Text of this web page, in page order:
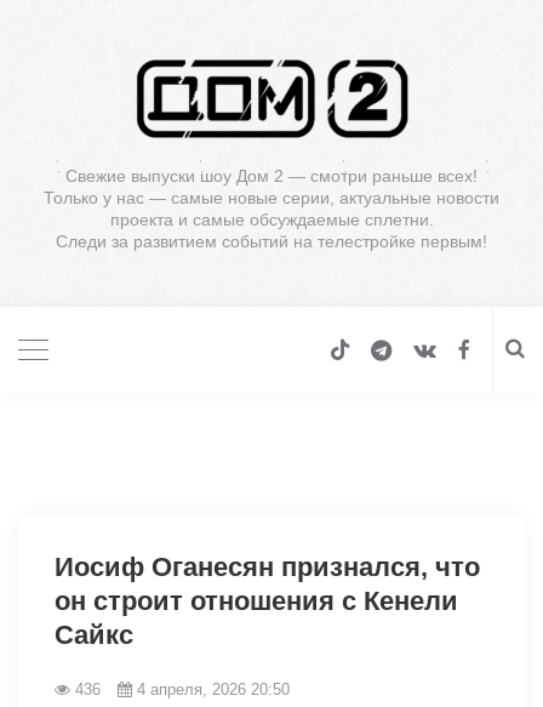
Свежие выпуски шоу Дом 2 — смотри раньше всех!
Только у нас — самые новые серии, актуальные новости
проекта и самые обсуждаемые сплетни.
Следи за развитием событий на телестройке первым!
Иосиф Оганесян признался, что
он строит отношения с Кенели
Сайкс
436 4 апреля, 2026 20:50